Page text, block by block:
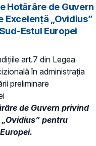
Hotărâre de Guvern
„Ovidius”
Estul Europei
art.7 din Legea
în administraţia
preliminare
de Guvern privind
pentru